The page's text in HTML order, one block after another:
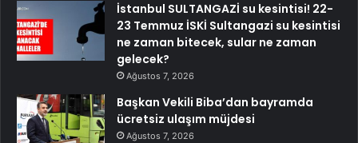
İstanbul SULTANGAZİ su kesintisi! 22-
23 Temmuz İSKİ Sultangazi su kesintisi
ne zaman bitecek, sular ne zaman
gelecek?
Ağustos 7, 2026
Başkan Vekili Biba’dan bayramda
ücretsiz ulaşım müjdesi
Ağustos 7, 2026